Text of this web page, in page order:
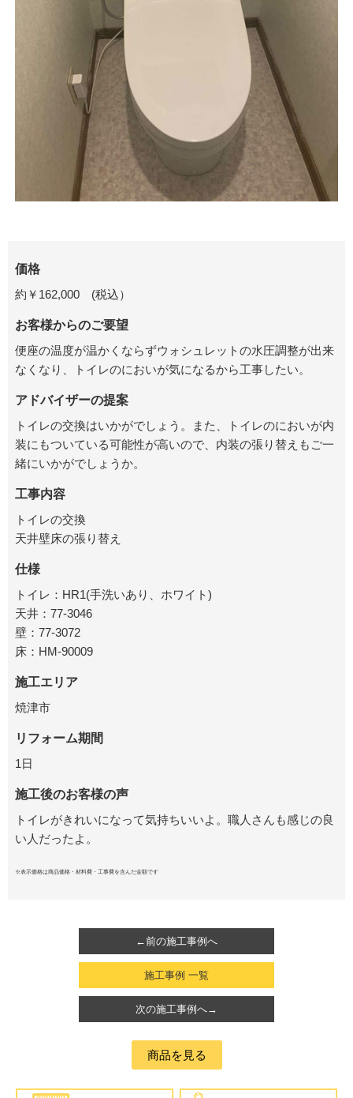
価格
約￥ 162,000(税込）
お客様からのご要望
便座の温度が温かくならずウォシュレットの水圧調整が出来
なくなり、トイレのにおいが気になるから工事したい。
アドバイザーの提案
トイレの交換はいかがでしょう。また、トイレのにおいが内
装にもついている可能性が高いので、内装の張り替えもご一
緒にいかがでしょうか。
工事内容
トイレの交換
天井壁床の張り替え
仕様
トイレ：HR1(手洗いあり、ホワイト)
天井：77-3046
壁：77-3072
床：HM-90009
施工エリア
焼津市
リフォーム期間
1日
施工後のお客様の声
トイレがきれいになって気持ちいいよ。 職人さんも感じの良
い人だったよ。
※表示価格は商品価格・材料費・工事費を含んだ金額です
←前の施工事例へ
施工事例 一覧
次の施工事例へ→
商品を見る